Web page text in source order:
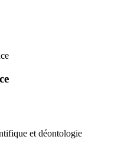
et déontologie